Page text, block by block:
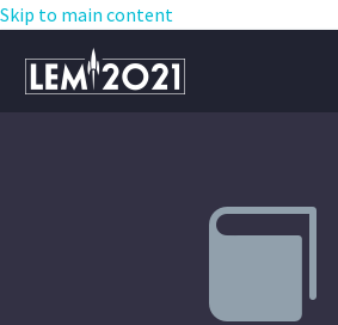
Skip to main content

